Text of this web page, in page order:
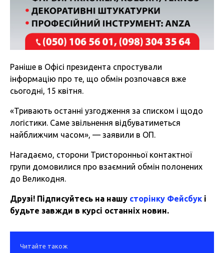
Раніше в Офісі президента спростували
інформацію про те, що обмін розпочався вже
сьогодні, 15 квітня.
«Тривають останні узгодження за списком і щодо
логістики. Саме звільнення відбуватиметься
найближчим часом», — заявили в ОП.
Нагадаємо, сторони Тристоронньої контактної
групи домовилися про взаємний обмін полонених
до Великодня.
Друзі! Підписуйтесь на нашу сторінку Фейсбук і
будьте завжди в курсі останніх новин.
Читайте також